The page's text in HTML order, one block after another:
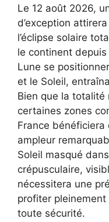
Le 12 août 2026,
d’exception
l’éclipse solaire
le continent
Lune se
et le Soleil,
Bien que la
certaines zones
France bénéficiera
ampleur
Soleil masqué
crépusculaire,
nécessitera une
profiter
toute sécurité.